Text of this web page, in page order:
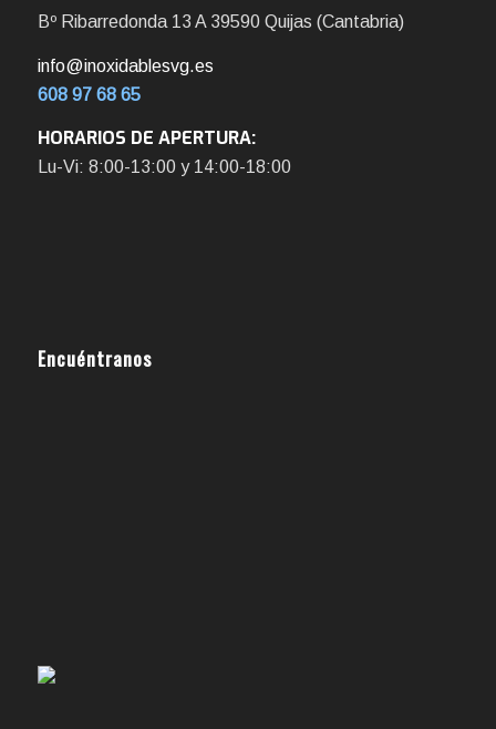
Bº Ribarredonda 13 A 39590 Quijas (Cantabria)
info@inoxidablesvg.es
608 97 68 65
HORARIOS DE APERTURA:
Lu-Vi: 8:00-13:00 y 14:00-18:00
Encuéntranos